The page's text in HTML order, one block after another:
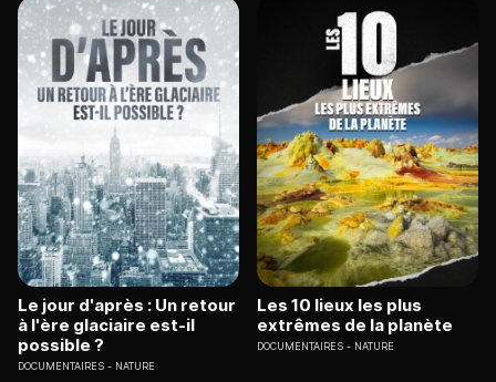
Le jour d'après : Un retour
à l'ère glaciaire est-il
possible ?
DOCUMENTAIRES NATURE
Les 10 lieux les plus
extrêmes de la planète
DOCUMENTAIRES NATURE